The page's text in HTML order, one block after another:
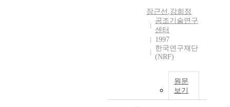
장근선 ,강희정
공조기술연구
센터
1997
한국연구재단
(NRF)
원문
보기